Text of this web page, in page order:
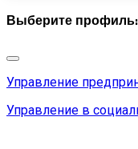
Выберите профиль:
Управление
Управление в